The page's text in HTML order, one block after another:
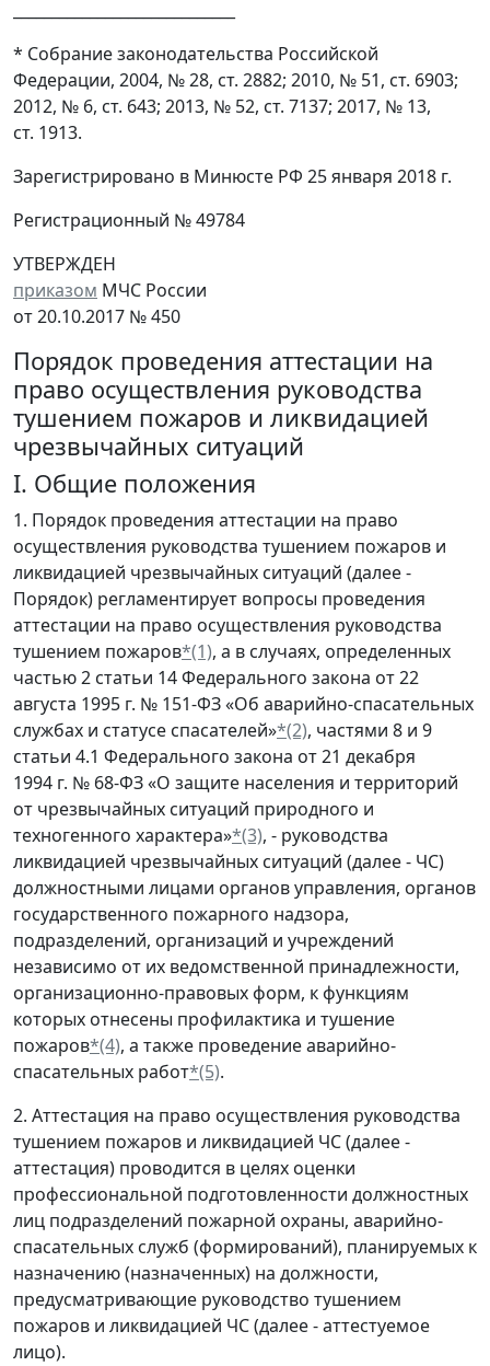
* Собрание законодательства Российской
Федерации, 2004, № 28, ст. 2882; 2010, № 51, ст. 6903;
2012, № 6, ст. 643; 2013, № 52, ст. 7137; 2017, № 13,
ст. 1913.
Зарегистрировано в Минюсте РФ 25 января 2018 г.
Регистрационный № 49784
УТВЕРЖДЕН
приказом МЧС России
от 20.10.2017 № 450
Порядок проведения аттестации на
право осуществления руководства
тушением пожаров и ликвидацией
чрезвычайных ситуаций
I. Общие положения
1. Порядок проведения аттестации на право
осуществления руководства тушением пожаров и
ликвидацией чрезвычайных ситуаций (далее -
Порядок) регламентирует вопросы проведения
аттестации на право осуществления руководства
тушением пожаров*(1), а в случаях, определенных
частью 2 статьи 14 Федерального закона от 22
августа 1995 г. № 151-ФЗ «Об аварийно-спасательных
службах и статусе спасателей»*(2), частями 8 и 9
статьи 4.1 Федерального закона от 21 декабря
1994 г. № 68-ФЗ «О защите населения и территорий
от чрезвычайных ситуаций природного и
техногенного характера»*(3), - руководства
ликвидацией чрезвычайных ситуаций (далее - ЧС)
должностными лицами органов управления, органов
государственного пожарного надзора,
подразделений, организаций и учреждений
независимо от их ведомственной принадлежности,
организационно-правовых форм, к функциям
которых отнесены профилактика и тушение
пожаров*(4), а также проведение аварийно-
спасательных работ*(5).
2. Аттестация на право осуществления руководства
тушением пожаров и ликвидацией ЧС (далее -
аттестация) проводится в целях оценки
профессиональной подготовленности должностных
лиц подразделений пожарной охраны, аварийно-
спасательных служб (формирований), планируемых к
назначению (назначенных) на должности,
предусматривающие руководство тушением
пожаров и ликвидацией ЧС (далее - аттестуемое
лицо).